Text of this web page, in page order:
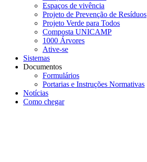
Espaços de vivência
Projeto de Prevenção de Resíduos
Projeto Verde para Todos
Composta UNICAMP
1000 Árvores
Ative-se
Sistemas
Documentos
Formulários
Portarias e Instruções Normativas
Notícias
Como chegar